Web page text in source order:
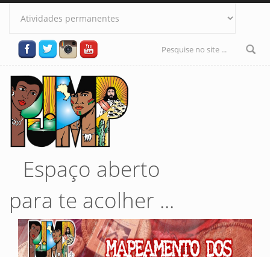
Pular para o conteúdo principal
Formulário
Espaço aberto
para te acolher ...